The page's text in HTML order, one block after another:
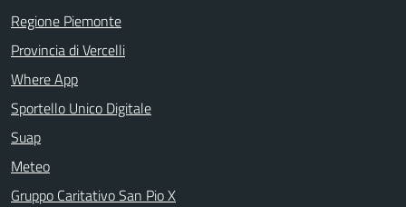
Regione Piemonte
Provincia di Vercelli
Where App
Sportello Unico Digitale
Suap
Meteo
Gruppo Caritativo San Pio X